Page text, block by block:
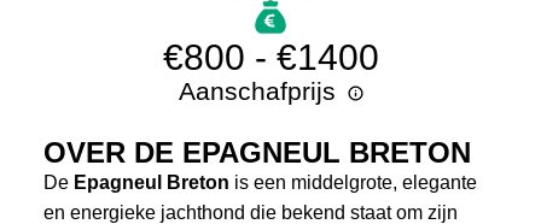
€800 - €1400
Aanschafprijs
OVER DE EPAGNEUL BRETON
De Epagneul Breton is een middelgrote, elegante
en energieke jachthond die bekend staat om zijn